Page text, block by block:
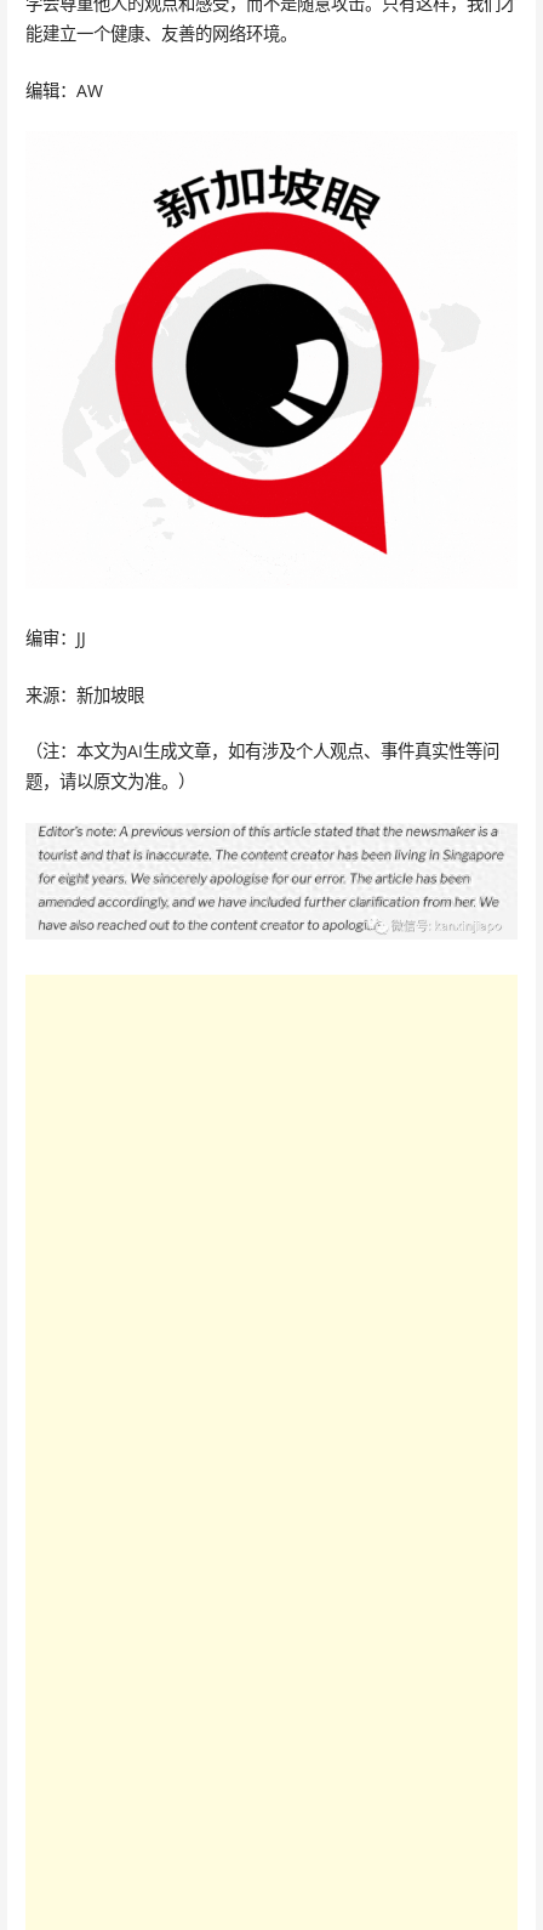
能建立一个健康、友善的网络环境。
编辑：AW
编审：JJ
来源：新加坡眼
（注：本文为AI生成文章，如有涉及个人观点、事件真实性等问
题，请以原文为准。）